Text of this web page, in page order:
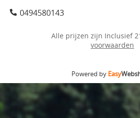
0494580143
Alle prijzen zijn Inclusief
voorwaarden
Powered by Easy